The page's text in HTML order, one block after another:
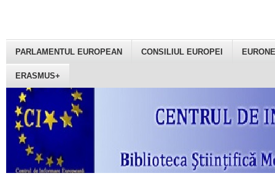
PARLAMENTUL EUROPEAN CONSILIUL EUROPEI
ERASMUS+